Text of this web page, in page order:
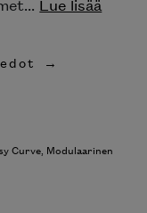
Lue lisää
Curve, Modulaarinen